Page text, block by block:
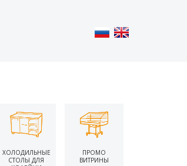
ХОЛОДИЛЬНЫЕ
СТОЛЫ ДЛЯ
ПРОМО
ВИТРИНЫ